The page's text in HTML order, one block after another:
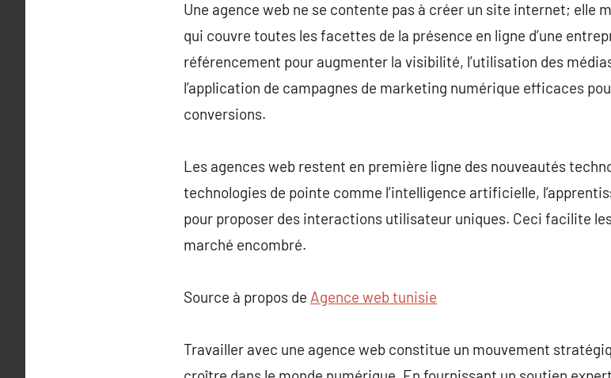
Une agence web ne se contente pas à créer un site internet; elle
qui couvre toutes les facettes de la présence en ligne d’une
référencement pour augmenter la visibilité, l’utilisation des
l’application de campagnes de marketing numérique efficaces
conversions.
Les agences web restent en première ligne des nouveautés
technologies de pointe comme l’intelligence artificielle,
pour proposer des interactions utilisateur uniques. Ceci facilite
marché encombré.
Source à propos de Agence web tunisie
Travailler avec une agence web constitue un mouvement